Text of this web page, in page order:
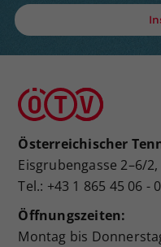
Österreichischer
Eisgrubengasse 2–6/
Tel.: +43 1 865 45 06 - 0
Öffnungszeiten:
Montag bis